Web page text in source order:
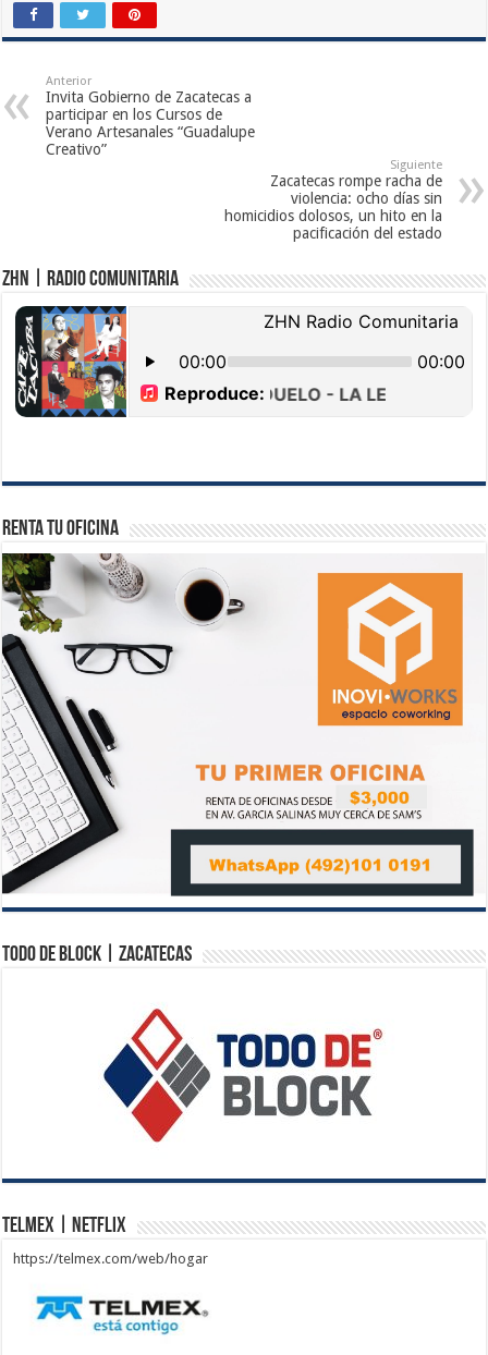
Anterior
Invita Gobierno de Zacatecas a
participar en los Cursos de
Verano Artesanales “Guadalupe
Creativo”
Siguiente
Zacatecas rompe racha de
violencia: ocho días sin
homicidios dolosos, un hito en la
pacificación del estado
ZHN | Radio Comunitaria
Renta tu Oficina
Todo de Block | Zacatecas
Telmex | Netflix
https://telmex.com/web/hogar